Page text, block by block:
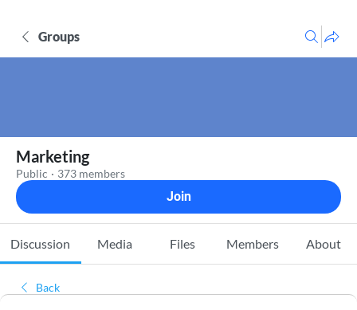
Groups
Marketing
Public · 373 members
Join
Discussion Media Files Members About
Back